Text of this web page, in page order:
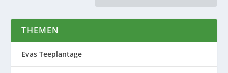
THEMEN
Evas Teeplantage